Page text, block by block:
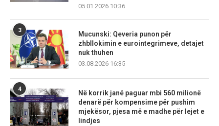
05.01.2026 10:36
3
Mucunski: Qeveria punon për
zhbllokimin e eurointegrimeve, detajet
nuk thuhen
03.08.2026 16:35
4
Në korrik janë paguar mbi 560 milionë
denarë për kompensime për pushim
mjekësor, pjesa më e madhe për lejet e
lindjes